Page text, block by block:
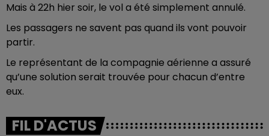
Mais à 22h hier soir, le vol a été simplement annulé.
Les passagers ne savent pas quand ils vont pouvoir
partir.
Le représentant de la compagnie aérienne a assuré
qu’une solution serait trouvée pour chacun d’entre
eux.
FIL D'ACTUS